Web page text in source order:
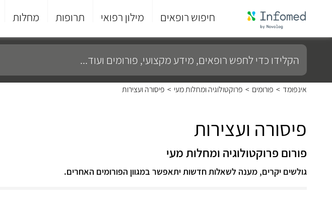
חיפוש רופאים מילון רפואי תרופות מחלות
סוף
התפריט
הקלידו
כדי
לחפש
רופאים,
מידע
מקצועי,
אינפומד > פורומים > פרוקטולוגיה ומחלות מעי > פיסורה ועצירות
פיסורה ועצירות
פורום פרוקטולוגיה ומחלות מעי
גולשים יקרים, מענה לשאלות חדשות יתאפשר במגוון הפורומים האחרים.